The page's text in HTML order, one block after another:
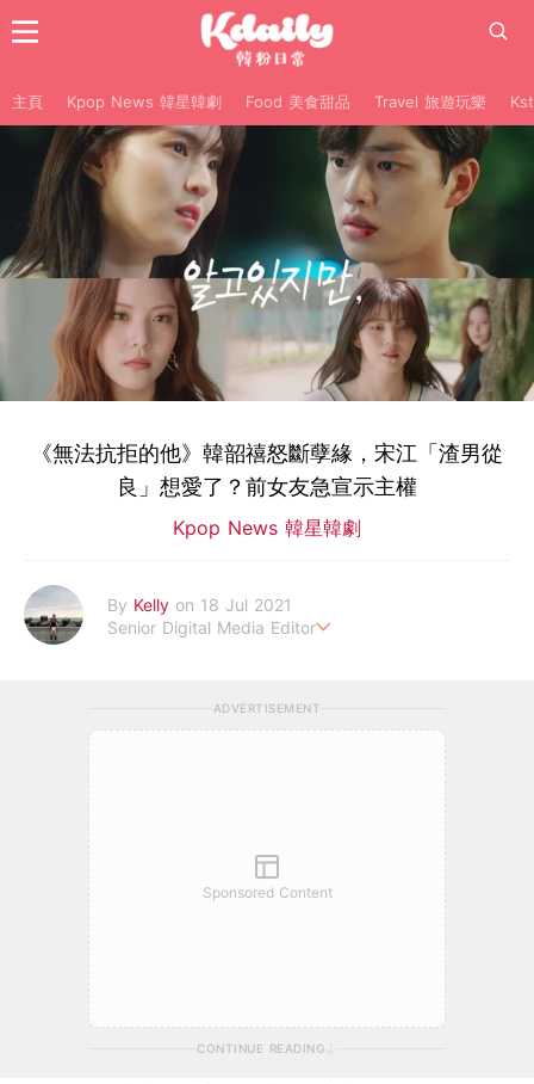
主頁 Kpop News 韓星韓劇 Food 美食甜品 Travel 旅遊玩樂
《無法抗拒的他》韓韶禧怒斷孽緣，宋江「渣男從
良」想愛了？前女友急宣示主權
Kpop News 韓星韓劇
By Kelly on 18 Jul 2021
Senior Digital Media Editor
ADVERTISEMENT
Sponsored Content
CONTINUE READING